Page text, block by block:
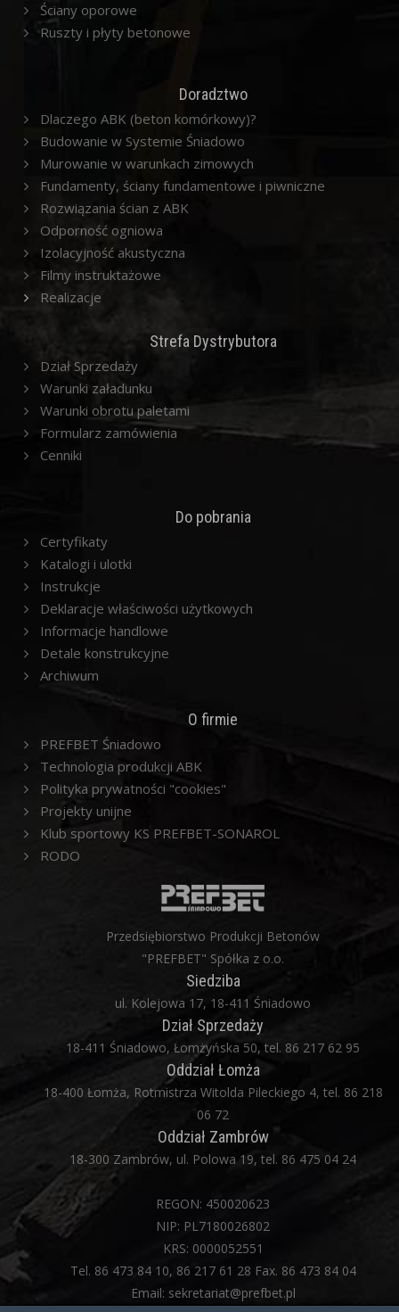
Ściany oporowe
Ruszty i płyty betonowe
Doradztwo
Dlaczego ABK (beton komórkowy)?
Budowanie w Systemie Śniadowo
Murowanie w warunkach zimowych
Fundamenty, ściany fundamentowe i piwniczne
Rozwiązania ścian z ABK
Odporność ogniowa
Izolacyjność akustyczna
Filmy instruktażowe
Realizacje
Strefa Dystrybutora
Dział Sprzedaży
Warunki załadunku
Warunki obrotu paletami
Formularz zamówienia
Cenniki
Do pobrania
Certyfikaty
Katalogi i ulotki
Instrukcje
Deklaracje właściwości użytkowych
Informacje handlowe
Detale konstrukcyjne
Archiwum
O firmie
PREFBET Śniadowo
Technologia produkcji ABK
Polityka prywatności "cookies"
Projekty unijne
Klub sportowy KS PREFBET-SONAROL
RODO
Przedsiębiorstwo Produkcji Betonów
"PREFBET" Spółka z o.o.
Siedziba
ul. Kolejowa 17, 18-411 Śniadowo
Dział Sprzedaży
18-411 Śniadowo, Łomżyńska 50, tel. 86 217 62 95
Oddział Łomża
18-400 Łomża, Rotmistrza Witolda Pileckiego 4, tel. 86 218
06 72
Oddział Zambrów
18-300 Zambrów, ul. Polowa 19, tel. 86 475 04 24
REGON: 450020623
NIP: PL7180026802
KRS: 0000052551
Tel. 86 473 84 10, 86 217 61 28 Fax. 86 473 84 04
Email: sekretariat@prefbet.pl